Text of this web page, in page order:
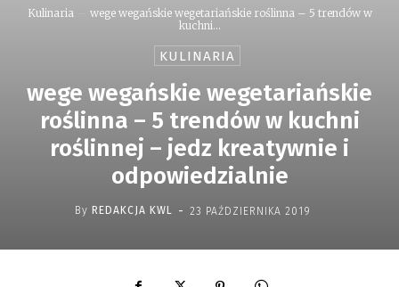
Kulinaria
wege wegańskie wegetariańskie roślinna – 5 trendów w
kuchni...
KULINARIA
wege wegańskie wegetariańskie
roślinna – 5 trendów w kuchni
roślinnej – jedz kreatywnie i
odpowiedzialnie
By REDAKCJA KWL - 23 PAŹDZIERNIKA 2019